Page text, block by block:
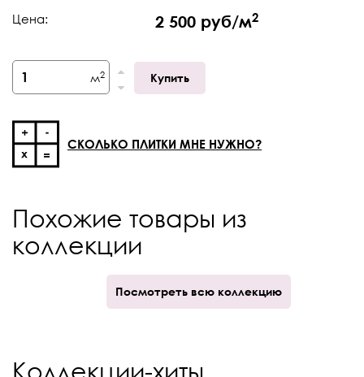
Тип поверхности Натуральная
Край Ректификат
Скользимость в обуви R9
V-Shade
Цена: 2 500 руб/м2
м2 Купить
СКОЛЬКО ПЛИТКИ МНЕ НУЖНО?
Похожие товары из
коллекции
Посмотреть всю коллекцию
Коллекции-хиты